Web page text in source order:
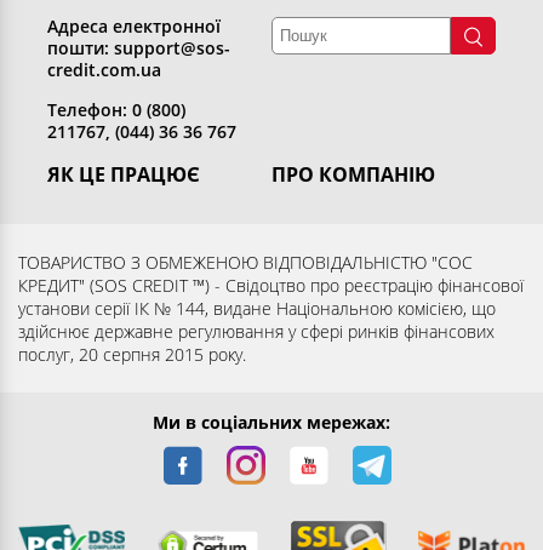
ЯК ЦЕ ПРАЦЮЄ
Повернути кредит
Запитання та відповіді
Партнерам
ПРО КОМПАНІЮ
Розкриття інформації
Контакти
Згода суб’єкта на обробку
Адреса електронної
пошти: support@sos-
credit.com.ua
Телефон: 0 (800)
211767, (044) 36 36 767
ТОВАРИСТВО З ОБМЕЖЕНОЮ ВІДПОВІДАЛЬНІСТЮ "СОС
КРЕДИТ" (SOS CREDIT ™) - Свідоцтво про реєстрацію фінансової
установи серії ІК № 144, видане Національною комісією, що
здійснює державне регулювання у сфері ринків фінансових
послуг, 20 серпня 2015 року.
Ми в соціальних мережах: